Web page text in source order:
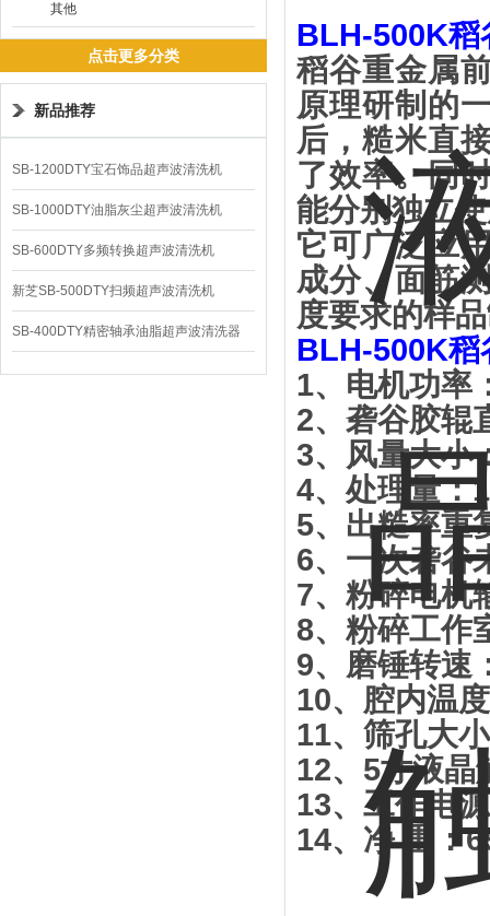
其他
点击更多分类
新品推荐
SB-1200DTY宝石饰品超声波清洗机
SB-1000DTY油脂灰尘超声波清洗机
SB-600DTY多频转换超声波清洗机
新芝SB-500DTY扫频超声波清洗机
SB-400DTY精密轴承油脂超声波清洗器
BLH-500K稻
稻谷重金属
原理研制的
后，糙米直
了效率。同
能分别独立
它可广泛应
成分、面筋
度要求的样
BLH-500K稻
1、 电机功率
2、 砻谷胶辊
3、 风量大小
4、 处理量：
5、 出糙率重
6、 一次砻谷
7、 粉碎电机
8、 粉碎工作
9、 磨锤转速
10、 腔内温
11、 筛孔大
12、 5寸液晶
13、 工作电
14、 净 重：